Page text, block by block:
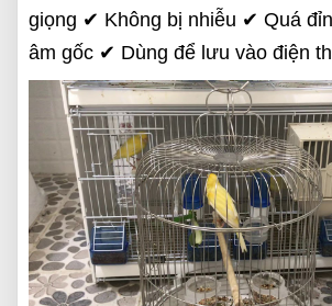
giọng ✔ Không bị nhiễu ✔ Quá
âm gốc ✔ Dùng để lưu vào điện